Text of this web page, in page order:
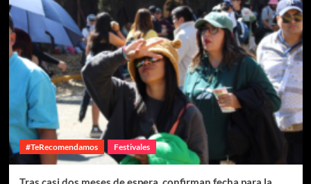
#TeRecomendamos Festivales